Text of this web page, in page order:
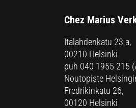
Chez Marius
Itälahdenkatu 23 a,
00210 Helsinki
puh 040 1955 215
Noutopiste
Fredrikinkatu 26,
00120 Helsinki